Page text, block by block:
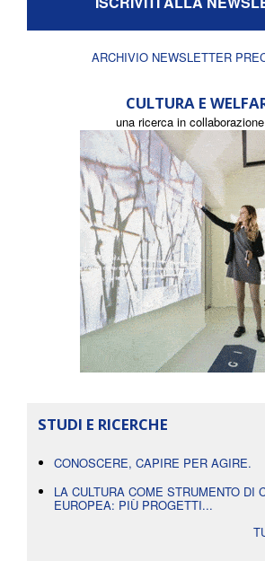
ARCHIVIO NEWSLETTER
CULTURA E
una ricerca in
STUDI E RICERCHE
CONOSCERE, CAPIRE PER AGIRE.
LA CULTURA COME STRUMENTO DI
EUROPEA: PIÙ PROGETTI...